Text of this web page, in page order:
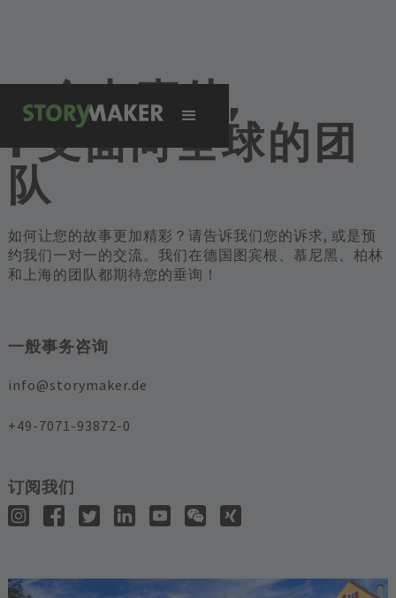
一般事务咨询
info@storymaker.de
+49-7071-93872-0
订阅我们
4 个办事处,
1 支面向全球的团
队
如何让您的故事更加精彩？请告诉我们您的诉求, 或是预
约我们一对一的交流。我们在德国图宾根、慕尼黑、柏林
和上海的团队都期待您的垂询！